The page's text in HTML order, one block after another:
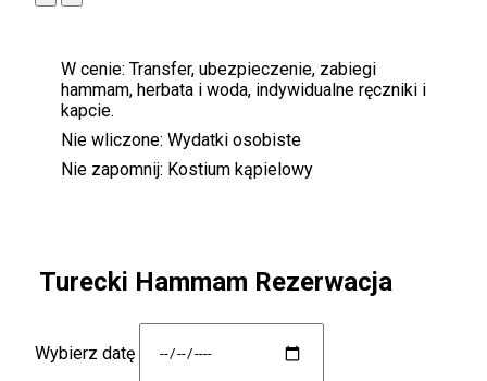
W cenie: Transfer, ubezpieczenie, zabiegi
hammam, herbata i woda, indywidualne ręczniki i
kapcie.
Nie wliczone: Wydatki osobiste
Nie zapomnij: Kostium kąpielowy
Turecki Hammam Rezerwacja
Wybierz datę